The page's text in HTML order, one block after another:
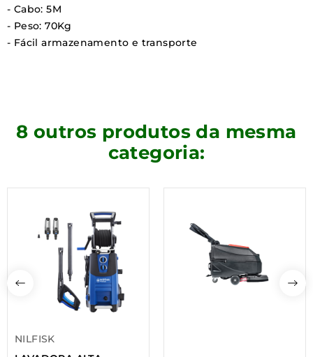
- Cabo: 5M
- Peso: 70Kg
- Fácil armazenamento e transporte
8 outros produtos da mesma
categoria:
NILFISK